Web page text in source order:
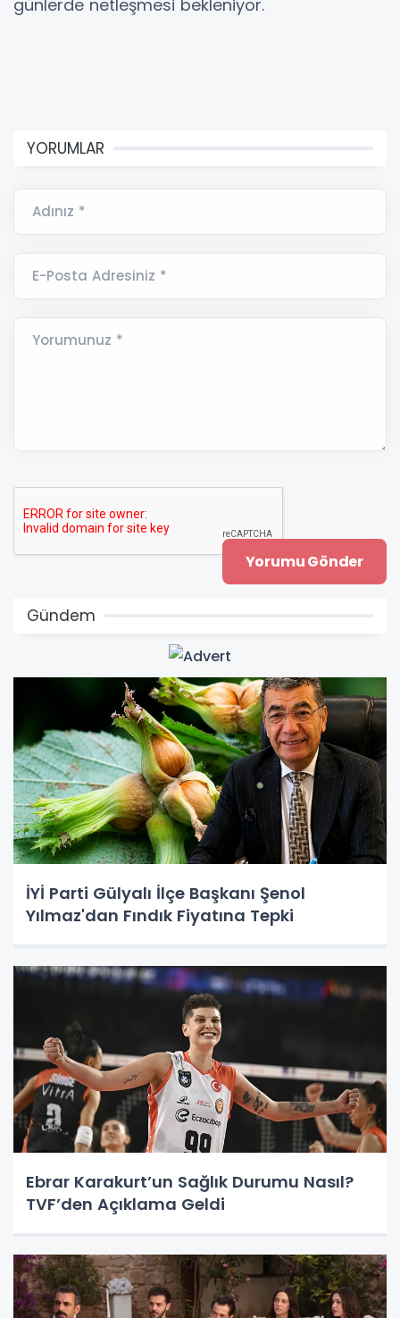
günlerde netleşmesi bekleniyor.
YORUMLAR
Adınız *
E-Posta Adresiniz *
Yorumunuz *
Gündem
İYİ Parti Gülyalı İlçe Başkanı Şenol
Yılmaz'dan Fındık Fiyatına Tepki
Ebrar Karakurt’un Sağlık Durumu Nasıl?
TVF’den Açıklama Geldi